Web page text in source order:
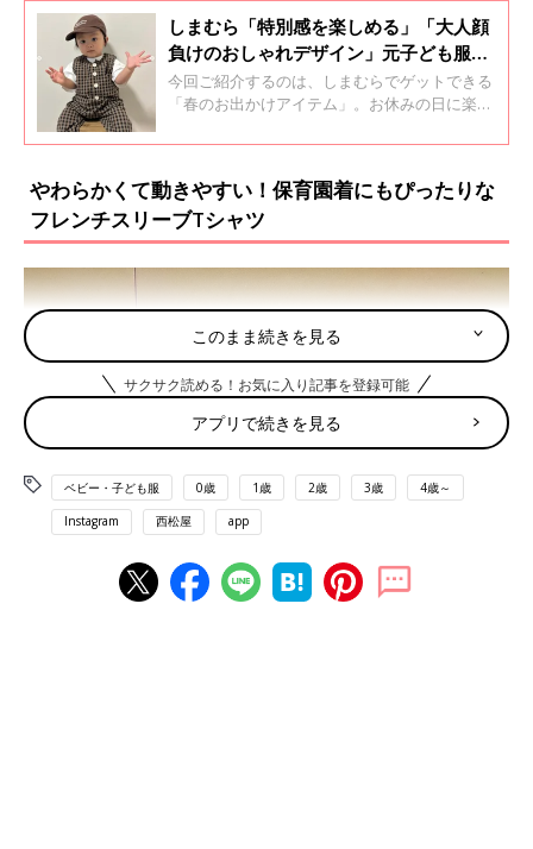
しまむら「特別感を楽しめる」「大人顔
負けのおしゃれデザイン」元子ども服販
売員ライター厳選★春のお出かけアイテ
ム5選
今回ご紹介するのは、しまむらでゲットできる
「春のお出かけアイテム」。お休みの日に楽し
子ども服販売員ライターが、アイテムの推しポ
で、ぜひチェックしてくださいね♪
やわらかくて動きやすい！保育園着にもぴったりな
フレンチスリーブTシャツ
このまま続きを見る
サクサク読める！お気に入り記事を登録可能
アプリで続きを見る
ベビー・子ども服 0歳 1歳 2歳 3歳 4歳～
Instagram 西松屋 app